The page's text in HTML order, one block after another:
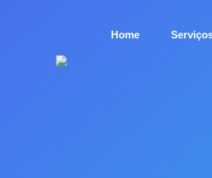
Home